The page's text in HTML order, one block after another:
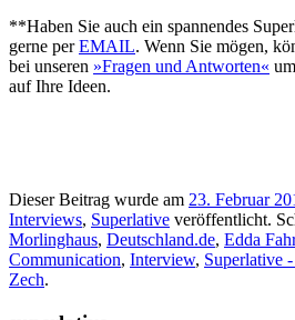
**Haben Sie auch ein spannendes
gerne perEMAIL. Wenn Sie mögen,
bei unseren »Fragen und Antworten«
auf Ihre Ideen.
Dieser Beitrag wurde am 23. Februar
Interviews, Superlative veröffentlicht.
Morlinghaus, Deutschland.de, Edda
Communication, Interview, Superlative
Zech.